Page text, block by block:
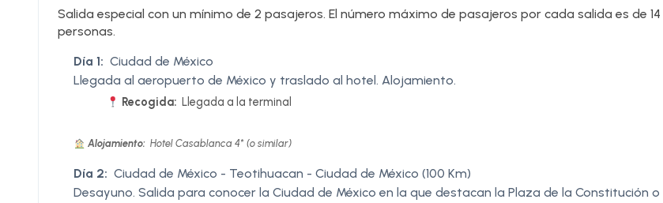
Salida especial con un mínimo de 2 pasajeros. El número máximo de pasajeros por cada salida es de 14
personas.
Día 1: Ciudad de México
Llegada al aeropuerto de México y traslado al hotel. Alojamiento.
Recogida: Llegada a la terminal
Alojamiento: Hotel Casablanca 4* (o similar)
Día 2: Ciudad de México - Teotihuacan - Ciudad de México (100 Km)
Desayuno. Salida para conocer la Ciudad de México en la que destacan la Plaza de la Constitución o